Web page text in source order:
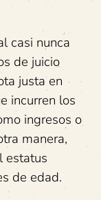
casi nunca
de juicio
justa en
incurren los
ingresos o
manera,
estatus
de edad.